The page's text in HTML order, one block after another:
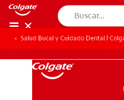
Salud Bucal y Cuidado Dental |